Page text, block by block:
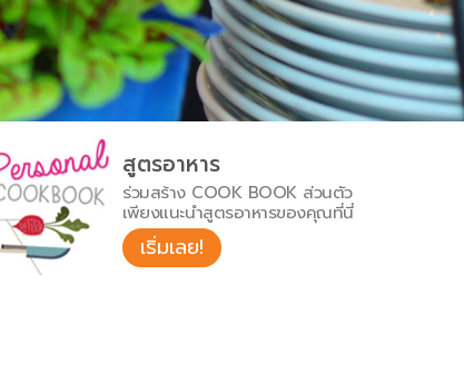
สูตรอาหาร
ร่วมสร้าง COOK BOOK ส่วนตัว
เพียงแนะนำสูตรอาหารของคุณที่นี่
เริ่มเลย!